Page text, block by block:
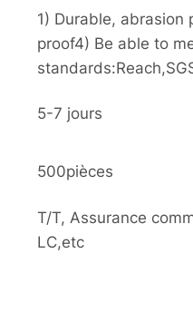
1) Durable,
proof4) Be able to
5-7 jours
500pièces
T/T, Assurance
LC,etc